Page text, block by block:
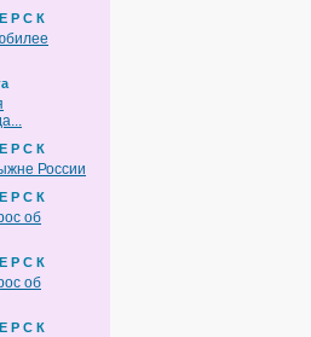
Р С К
Р С К
России
Р С К
об
Р С К
об
Р С К